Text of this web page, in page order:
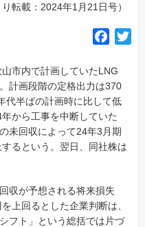
り転載：2024年1月21日号）
c
e
b
o
o
k
市内で計画していたLNG
計画段階の定格出力は370
代半ばの計画時に比して低
から工事を中断していた
未回収によって24年3月期
るという。翌日、同社株は
収が予想される将来損失
上回るとした企業判断は、
フト」という総括では片づ